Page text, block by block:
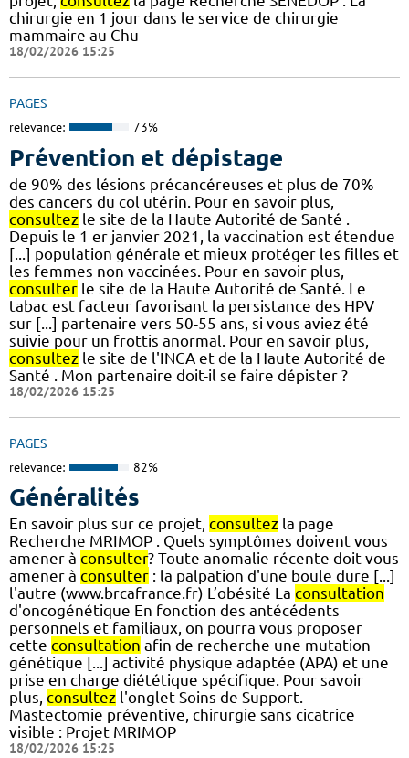
chirurgie en 1 jour dans le service de chirurgie
mammaire au Chu
18/02/2026 15:25
PAGES
relevance: 73%
Prévention et dépistage
de 90% des lésions précancéreuses et plus de 70%
des cancers du col utérin. Pour en savoir plus,
consultez le site de la Haute Autorité de Santé .
Depuis le 1 er janvier 2021, la vaccination est étendue
[...] population générale et mieux protéger les filles et
les femmes non vaccinées. Pour en savoir plus,
consulter le site de la Haute Autorité de Santé. Le
tabac est facteur favorisant la persistance des HPV
sur [...] partenaire vers 50-55 ans, si vous aviez été
suivie pour un frottis anormal. Pour en savoir plus,
consultez le site de l'INCA et de la Haute Autorité de
Santé . Mon partenaire doit-il se faire dépister ?
18/02/2026 15:25
PAGES
relevance: 82%
Généralités
En savoir plus sur ce projet, consultez la page
Recherche MRIMOP . Quels symptômes doivent vous
amener à consulter? Toute anomalie récente doit vous
amener à consulter : la palpation d'une boule dure [...]
l'autre (www.brcafrance.fr) L’obésité La consultation
d'oncogénétique En fonction des antécédents
personnels et familiaux, on pourra vous proposer
cette consultation afin de recherche une mutation
génétique [...] activité physique adaptée (APA) et une
prise en charge diététique spécifique. Pour savoir
plus, consultez l'onglet Soins de Support.
Mastectomie préventive, chirurgie sans cicatrice
visible : Projet MRIMOP
18/02/2026 15:25